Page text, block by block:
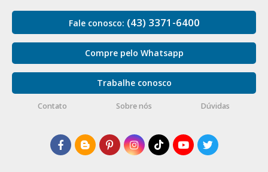
Fale conosco: (43) 3371-6400
Compre pelo Whatsapp
Trabalhe conosco
Contato Sobre nós Dúvidas